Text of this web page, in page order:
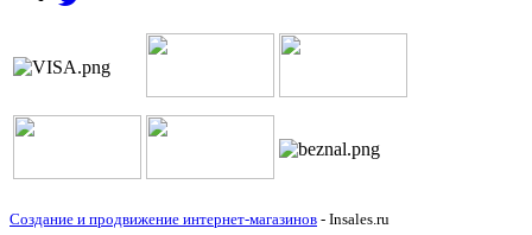
Создание и продвижение интернет-магазинов - Insales.ru